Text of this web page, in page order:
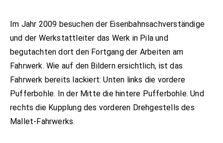
Im Jahr 2009 besuchen der Eisenbahnsachverständige
und der Werkstattleiter das Werk in Pila und
begutachten dort den Fortgang der Arbeiten am
Fahrwerk. Wie auf den Bildern ersichtlich, ist das
Fahrwerk bereits lackiert: Unten links die vordere
Pufferbohle. In der Mitte die hintere Pufferbohle. Und
rechts die Kupplung des vorderen Drehgestells des
Mallet-Fahrwerks.